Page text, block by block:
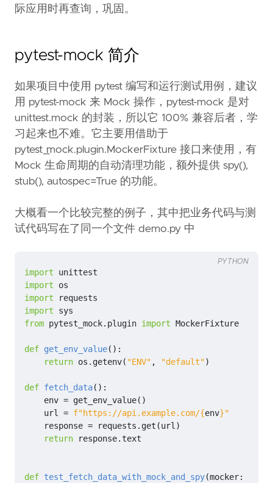
际应用时再查询，巩固。
pytest-mock 简介
如果项目中使用 pytest 编写和运行测试用例，建议
用 pytest-mock 来 Mock 操作，pytest-mock 是对
unittest.mock 的封装，所以它 100% 兼容后者，学
习起来也不难。它主要用借助于
pytest_mock.plugin.MockerFixture 接口来使用，有
Mock 生命周期的自动清理功能，额外提供 spy(),
stub(), autospec=True 的功能。
大概看一个比较完整的例子，其中把业务代码与测
试代码写在了同一个文件 demo.py 中
import
unittest
import
os
import
requests
import
sys
from pytest_mock.plugin import MockerFixture
def get_env_value():
return os . getenv( "ENV" , "default")
def fetch_data():
env = get_env_value()
url = f"https://api.example.com/{env}"
response = requests . get (url)
return
response.text
def test_fetch_data_with_mock_and_spy(mocker:
PYTHON